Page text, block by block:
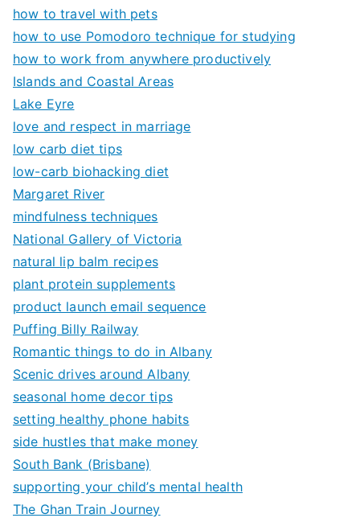
how to travel with pets
how to use Pomodoro technique for studying
how to work from anywhere productively
Islands and Coastal Areas
Lake Eyre
love and respect in marriage
low carb diet tips
low-carb biohacking diet
Margaret River
mindfulness techniques
National Gallery of Victoria
natural lip balm recipes
plant protein supplements
product launch email sequence
Puffing Billy Railway
Romantic things to do in Albany
Scenic drives around Albany
seasonal home decor tips
setting healthy phone habits
side hustles that make money
South Bank (Brisbane)
supporting your child’s mental health
The Ghan Train Journey